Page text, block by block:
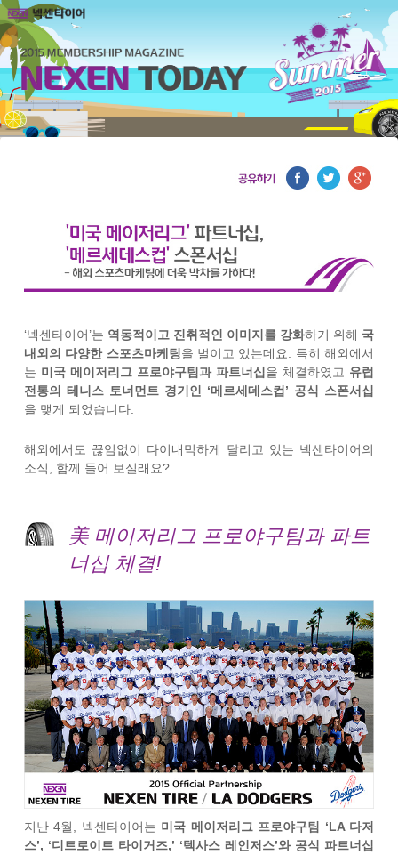
‘넥센타이어’는 역동적이고 진취적인 이미지를 강화하기 위해 국
내외의 다양한 스포츠마케팅을 벌이고 있는데요. 특히 해외에서
는 미국 메이저리그 프로야구팀과 파트너십 을 체결하였고 유럽
전통의 테니스 토너먼트 경기인 ‘메르세데스컵’ 공식 스폰서십
을 맺게 되었습니다.
해외에서도 끊임없이 다이내믹하게 달리고 있는 넥센타이어의
소식, 함께 들어 보실래요?
美 메이저리그 프로야구팀과 파트
너십 체결!
지난 4월, 넥센타이어는 미국 메이저리그 프로야구팀 ‘LA 다저
스’, ‘디트로이트 타이거즈,’ ‘텍사스 레인저스’와 공식 파트너십